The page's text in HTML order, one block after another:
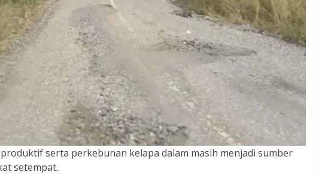
serta perkebunan kelapa dalam masih menjadi sumber
setempat.